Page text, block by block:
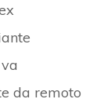
da remoto